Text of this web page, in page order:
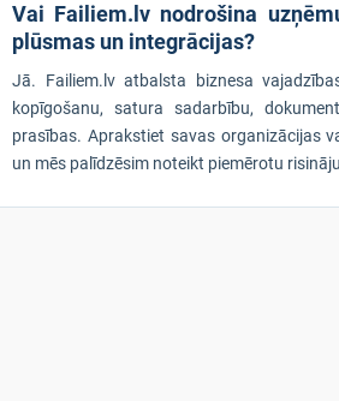
Vai Failiem.lv nodrošina
plūsmas un integrācijas?
Jā. Failiem.lv atbalsta biznesa
kopīgošanu, satura sadarbību,
prasības. Aprakstiet savas organizācijas
un mēs palīdzēsim noteikt piemērotu